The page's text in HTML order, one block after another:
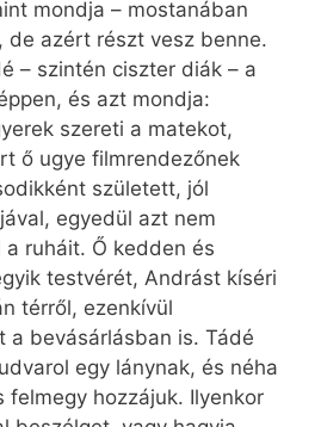
mondja – mostanában
de azért részt vesz benne.
– szintén ciszter diák – a
és azt mondja:
szereti a matekot,
ő ugye filmrendezőnek
született, jól
egyedül azt nem
ruháit. Ő kedden és
testvérét, Andrást kíséri
térről, ezenkívül
a bevásárlásban is. Tádé
egy lánynak, és néha
felmegy hozzájuk. Ilyenkor